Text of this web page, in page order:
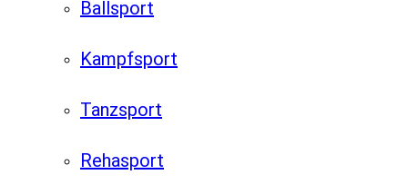
Ballsport
Kampfsport
Tanzsport
Rehasport